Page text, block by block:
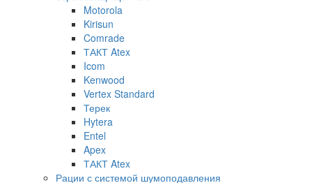
Motorola
Kirisun
Comrade
ТАКТ Atex
Icom
Kenwood
Vertex Standard
Терек
Hytera
Entel
Apex
ТАКТ Atex
Рации с системой шумоподавления